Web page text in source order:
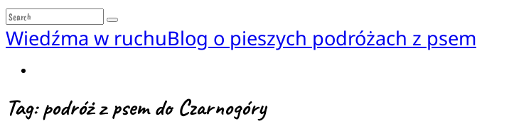
Wiedźma w ruchuBlog o pieszych podróżach z psem
Tag: podróż z psem do Czarnogóry